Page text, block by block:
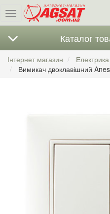
Меню
Каталог
Інтернет магазин Електрика
Вимикач двоклавішний